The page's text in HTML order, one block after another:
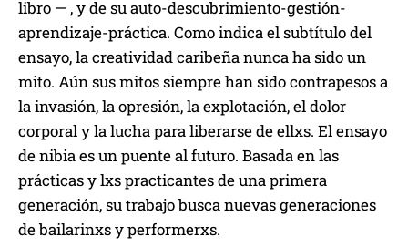
libro — , y de su auto-descubrimiento-gestión-
aprendizaje-práctica. Como indica el subtítulo del
ensayo, la creatividad caribeña nunca ha sido un
mito. Aún sus mitos siempre han sido contrapesos a
la invasión, la opresión, la explotación, el dolor
corporal y la lucha para liberarse de ellxs. El ensayo
de nibia es un puente al futuro. Basada en las
prácticas y lxs practicantes de una primera
generación, su trabajo busca nuevas generaciones
de bailarinxs y performerxs.